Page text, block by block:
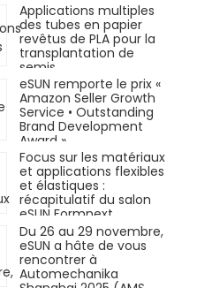
Applications multiples
des tubes en papier
revêtus de PLA pour la
transplantation de
semis
eSUN remporte le prix «
Amazon Seller Growth
Service • Outstanding
Brand Development
Award »
Focus sur les matériaux
et applications flexibles
et élastiques :
récapitulatif du salon
eSUN Formnext
Germany !
Du 26 au 29 novembre,
eSUN a hâte de vous
rencontrer à
Automechanika